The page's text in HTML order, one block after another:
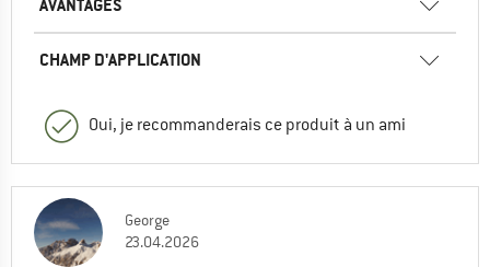
AVANTAGES
CHAMP D'APPLICATION
Oui, je recommanderais ce produit à un ami
George
23.04.2026